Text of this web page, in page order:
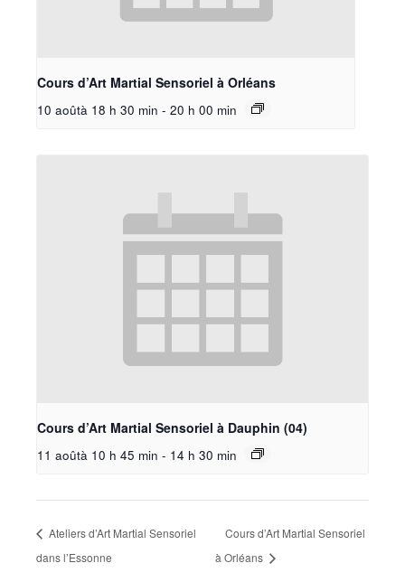
Cours d’Art Martial Sensoriel à Orléans
10 aoûtà 18 h 30 min - 20 h 00 min
Cours d’Art Martial Sensoriel à Dauphin (04)
11 aoûtà 10 h 45 min - 14 h 30 min
Ateliers d’Art Martial Sensoriel
dans l’Essonne
Cours d’Art Martial Sensoriel
à Orléans